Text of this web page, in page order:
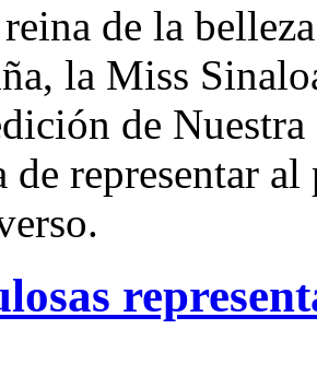
de la
la Miss
de
de representar